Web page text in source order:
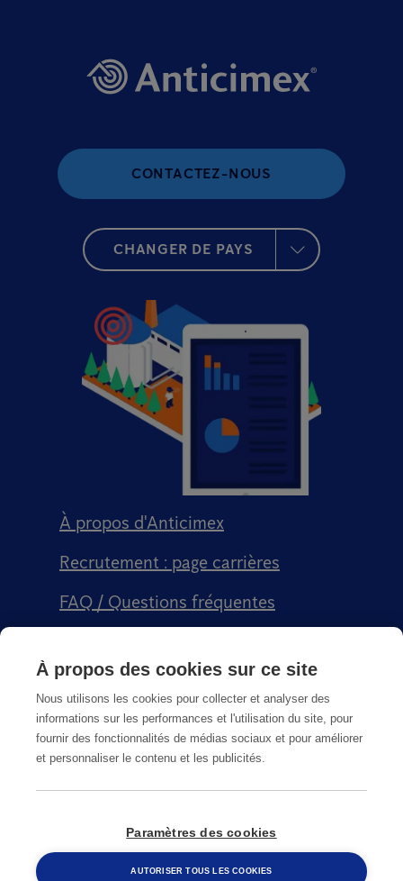
CONTACTEZ-NOUS
CHANGER DE PAYS
À propos d'Anticimex
Recrutement : page carrières
FAQ / Questions fréquentes
Conditions générales de vente CGPS
CGU
© Copyright2026Anticimex
À propos des cookies sur ce site
Nous utilisons les cookies pour collecter et analyser des
informations sur les performances et l'utilisation du site, pour
fournir des fonctionnalités de médias sociaux et pour améliorer
et personnaliser le contenu et les publicités.
Paramètres des cookies
AUTORISER TOUS LES COOKIES